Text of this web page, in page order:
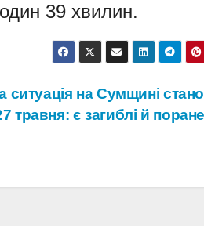
39 хвилин.
ситуація на Сумщині
травня: є загиблі й